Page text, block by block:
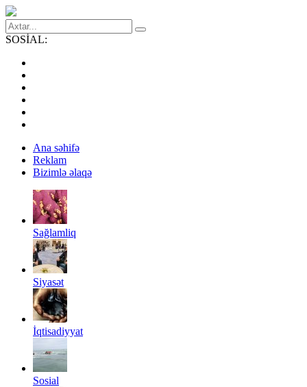
SOSİAL:
Ana səhifə
Reklam
Bizimlə əlaqə
Sağlamliq
Siyasət
İqtisadiyyat
Sosial